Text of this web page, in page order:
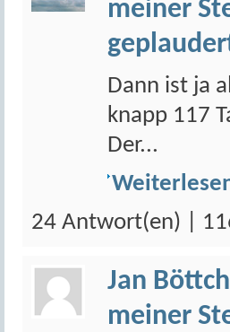
meiner
Dann ist ja
knapp 117
Der...
24 Antwort(en) |
Jan
meiner